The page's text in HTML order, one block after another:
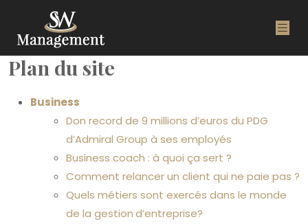
Plan du site
Business
Don record de 9 millions d’euros du PDG
d’Admiral Group à ses employés
Business coach : à quoi ça sert ?
Comment relancer un client qui ne paie pas ?
Quels métiers sont exercés dans le monde
de la gestion d’entreprise?